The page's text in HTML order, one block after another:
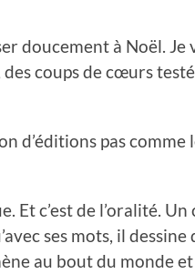
doucement à Noël. Je
coups de cœurs
d’éditions pas comme
Et c’est de l’oralité.
ses mots, il dessine
au bout du monde